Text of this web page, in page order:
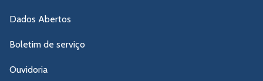
Dados Abertos
Boletim de serviço
Ouvidoria